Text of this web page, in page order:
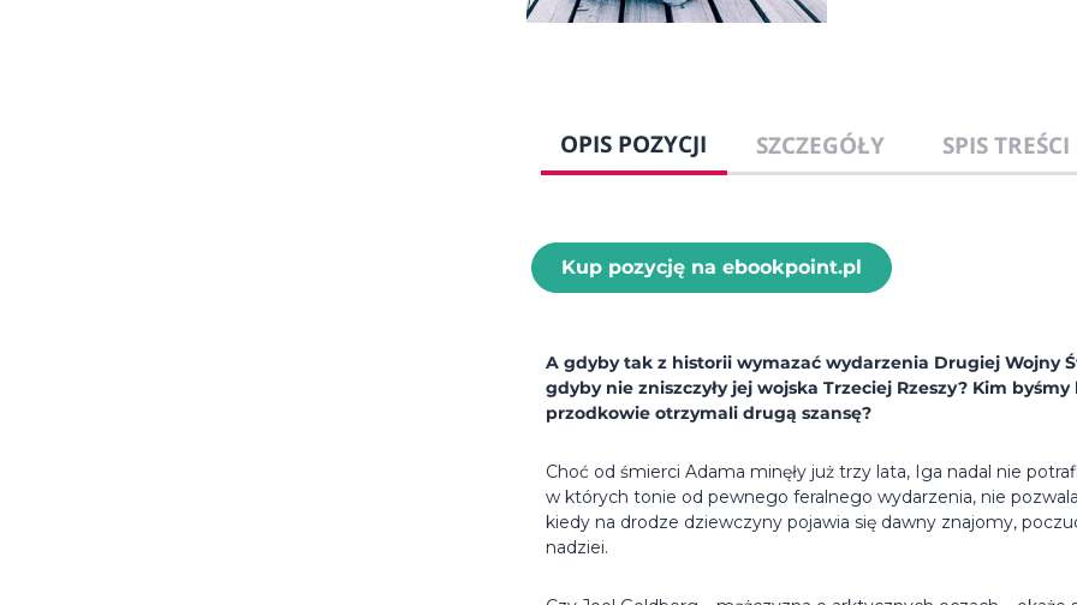
OPIS POZYCJI SZCZEGÓŁY SPIS TREŚCI
Kup pozycję na ebookpoint.pl
A gdyby tak z historii wymazać wydarzenia Drugiej Wojny
gdyby nie zniszczyły jej wojska Trzeciej Rzeszy? Kim
przodkowie otrzymali drugą szansę?
Choć od śmierci Adama minęły już trzy lata, Iga nadal nie
w których tonie od pewnego feralnego wydarzenia, nie
kiedy na drodze dziewczyny pojawia się dawny znajomy,
nadziei.